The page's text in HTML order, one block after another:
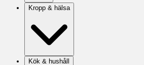
Kropp & hälsa
Kök & hushåll